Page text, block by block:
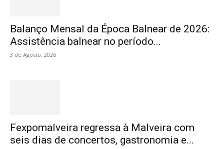
Balanço Mensal da Época Balnear de 2026:
Assistência balnear no período...
3 de Agosto, 2026
Fexpomalveira regressa à Malveira com
seis dias de concertos, gastronomia e...